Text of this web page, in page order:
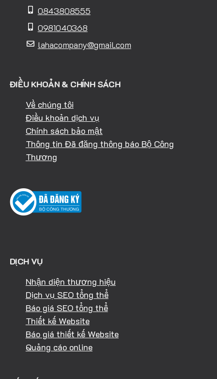
0843808555
0981040368
lahacompany@gmail.com
ĐIỀU KHOẢN & CHÍNH SÁCH
Về chúng tôi
Điều khoản dịch vụ
Chính sách bảo mật
Thông tin Đã đăng thông báo Bộ Công
Thương
DỊCH VỤ
Nhận diện thương hiệu
Dịch vụ SEO tổng thể
Báo giá SEO tổng thể
Thiết kế Website
Báo giá thiết kế Website
Quảng cáo online